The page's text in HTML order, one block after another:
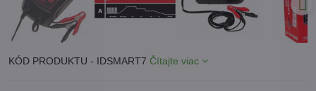
KÓD PRODUKTU - IDSMART7 Čítajte viac